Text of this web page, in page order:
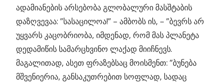
ადამიანების არსებობა გლობალური მასშტაბის
დაზღვევაა: ”სასაცილოა!” – ამბობს ის, – ”ბევრს არ
უყვარს კაცობრიობა, იმდენად, რომ მას პლანეტა
დედამიწის სამარცხვინო ლაქად მიიჩნევს.
მაგალითად, ასეთ ფრაზებსაც მოისმენთ: ”ბუნება
მშვენიერია, განსაკუთრებით სოფლად, სადაც